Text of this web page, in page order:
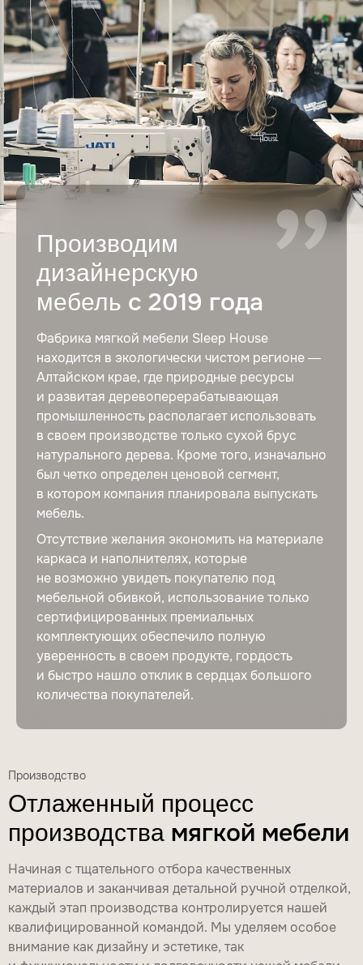
Производим
дизайнерскую
мебель с 2019 года
Фабрика мягкой мебели Sleep House
находится в экологически чистом регионе —
Алтайском крае, где природные ресурсы
и развитая деревоперерабатывающая
промышленность располагает использовать
в своем производстве только сухой брус
натурального дерева. Кроме того, изначально
был четко определен ценовой сегмент,
в котором компания планировала выпускать
мебель.
Отсутствие желания экономить на материале
каркаса и наполнителях, которые
не возможно увидеть покупателю под
мебельной обивкой, использование только
сертифицированных премиальных
комплектующих обеспечило полную
уверенность в своем продукте, гордость
и быстро нашло отклик в сердцах большого
количества покупателей.
Производство
Отлаженный процесс
производства мягкой мебели
Начиная с тщательного отбора качественных
материалов и заканчивая детальной ручной отделкой,
каждый этап производства контролируется нашей
квалифицированной командой. Мы уделяем особое
внимание как дизайну и эстетике, так